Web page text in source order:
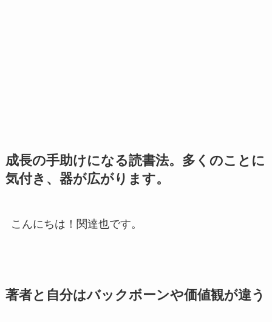
成長の手助けになる読書法。多くのことに
気付き、器が広がります。
こんにちは！関達也です。
著者と自分はバックボーンや価値観が違う